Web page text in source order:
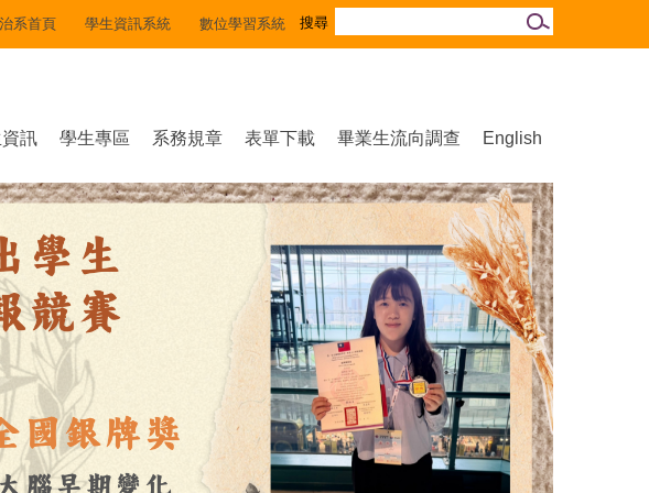
訊 學生專區 系務規章 表單下載 畢業生流向調查 English
系首頁 學生資訊系統 數位學習系統